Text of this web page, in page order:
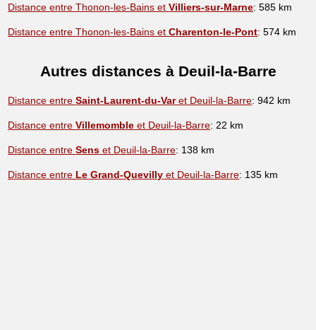
Distance entre Thonon-les-Bains etVilliers-sur-Marne: 585 km
Distance entre Thonon-les-Bains etCharenton-le-Pont: 574 km
Autres distances à Deuil-la-Barre
Distance entreSaint-Laurent-du-Varet Deuil-la-Barre: 942 km
Distance entreVillemomble et Deuil-la-Barre: 22 km
Distance entreSens et Deuil-la-Barre: 138 km
Distance entre Le Grand-Quevilly et Deuil-la-Barre: 135 km